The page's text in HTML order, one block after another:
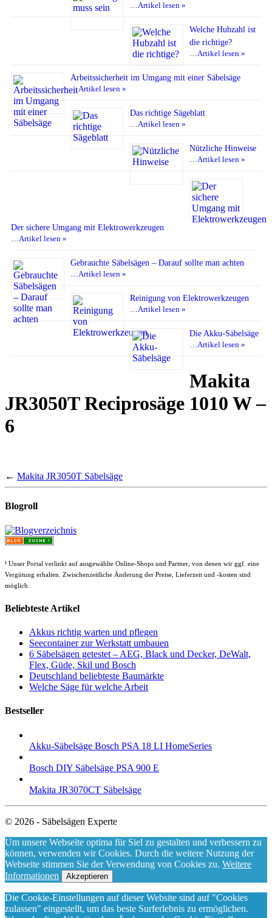
…Artikel lesen »
Welche Hubzahl ist
die richtige?
…Artikel lesen »
Arbeitssicherheit im Umgang mit einer Säbelsäge
…Artikel lesen »
Das richtige Sägeblatt
…Artikel lesen »
Nützliche Hinweise
…Artikel lesen »
Der sichere Umgang mit Elektrowerkzeugen
…Artikel lesen »
Gebrauchte Säbelsägen – Darauf sollte man achten
…Artikel lesen »
Reinigung von Elektrowerkzeugen
…Artikel lesen »
Die Akku-Säbelsäge
…Artikel lesen »
Makita
JR3050T Reciprosäge 1010 W –
6
← Makita JR3050T Säbelsäge
Blogroll
¹ Unser Portal verlinkt auf ausgewählte Online-Shops und Partner, von denen wir ggf. eine
Vergütung erhalten. Zwischenzeitliche Änderung der Preise, Lieferzeit und -kosten sind
möglich.
Beliebteste Artikel
Akkus richtig warten und pflegen
Seecontainer zur Werkstatt umbauen
6 Säbelsägen getestet – AEG, Black und Decker, DeWalt,
Flex, Güde, Skil und Bosch
Deutschland beliebteste Baumärkte
Welche Säge für welche Arbeit
Bestseller
Akku-Säbelsäge Bosch PSA 18 LI HomeSeries
Bosch DIY Säbelsäge PSA 900 E
Makita JR3070CT Säbelsäge
© 2026 - Säbelsägen Experte
Um unsere Webseite optima für Siel zu gestalten und verbessern zu
können, verwenden wir Cookies. Durch die weitere Nutzung der
Webseite stimmen Sie der Verwendung von Cookies zu. Weitere
Informationen
Akzeptieren
Die Cookie-Einstellungen auf dieser Website sind auf "Cookies
zulassen" eingestellt, um das beste Surferlebnis zu ermöglichen.